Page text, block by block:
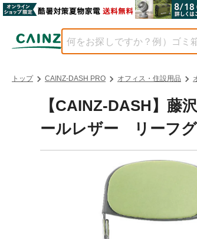
トップ CAINZ-DASH PRO オフィス・住設用品
【CAINZ-DASH】
ールレザー リーフグ